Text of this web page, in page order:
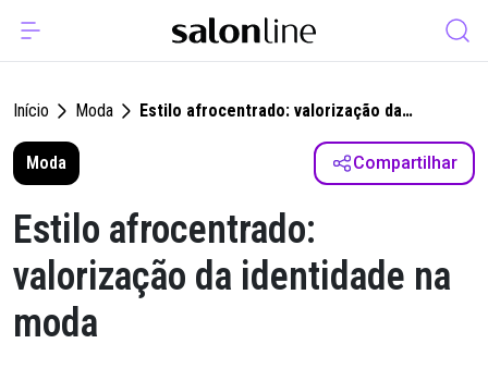
Início Moda
Estilo afrocentrado: valorização da
Moda
Compartilhar
Estilo afrocentrado:
valorização da identidade na
moda